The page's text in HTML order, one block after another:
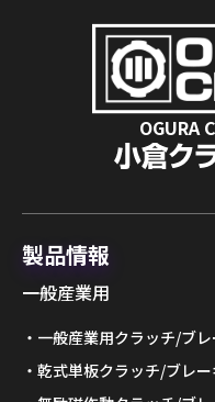
OGURA
製品情報
一般産業用
一般産業用クラッチ/ブレ
乾式単板クラッチ/ブレー